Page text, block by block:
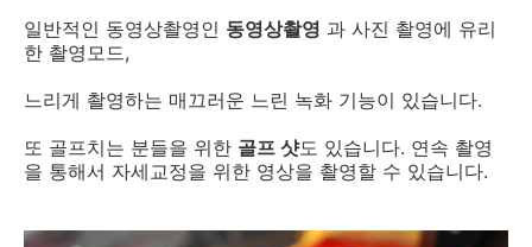
일반적인 동영상촬영인 동영상촬영 과 사진 촬영에 유리
한 촬영모드,
느리게 촬영하는 매끄러운 느린 녹화 기능이 있습니다.
또 골프치는 분들을 위한 골프 샷도 있습니다. 연속 촬영
을 통해서 자세교정을 위한 영상을 촬영할 수 있습니다.